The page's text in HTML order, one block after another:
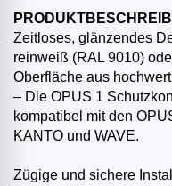
Zeitloses, glänzendes
reinweiß (RAL 9010)
Oberfläche aus
– Die OPUS 1
kompatibel mit den
KANTO und WAVE.
Zügige und sichere